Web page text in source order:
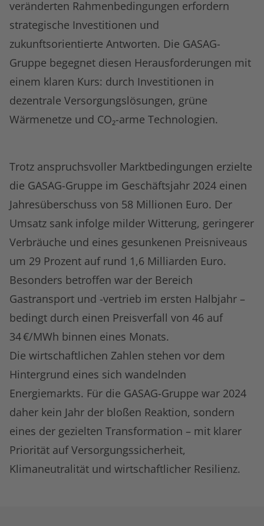
veränderten Rahmenbedingungen erfordern
strategische Investitionen und
zukunftsorientierte Antworten. Die GASAG-
Gruppe begegnet diesen Herausforderungen mit
einem klaren Kurs: durch Investitionen in
dezentrale Versorgungslösungen, grüne
Wärmenetze und CO₂-arme Technologien.
Trotz anspruchsvoller Marktbedingungen erzielte
die GASAG-Gruppe im Geschäftsjahr 2024 einen
Jahresüberschuss von 58 Millionen Euro. Der
Umsatz sank infolge milder Witterung, geringerer
Verbräuche und eines gesunkenen Preisniveaus
um 29 Prozent auf rund 1,6 Milliarden Euro.
Besonders betroffen war der Bereich
Gastransport und -vertrieb im ersten Halbjahr –
bedingt durch einen Preisverfall von 46 auf
34 €/MWh binnen eines Monats.
Die wirtschaftlichen Zahlen stehen vor dem
Hintergrund eines sich wandelnden
Energiemarkts. Für die GASAG-Gruppe war 2024
daher kein Jahr der bloßen Reaktion, sondern
eines der gezielten Transformation – mit klarer
Priorität auf Versorgungssicherheit,
Klimaneutralität und wirtschaftlicher Resilienz.